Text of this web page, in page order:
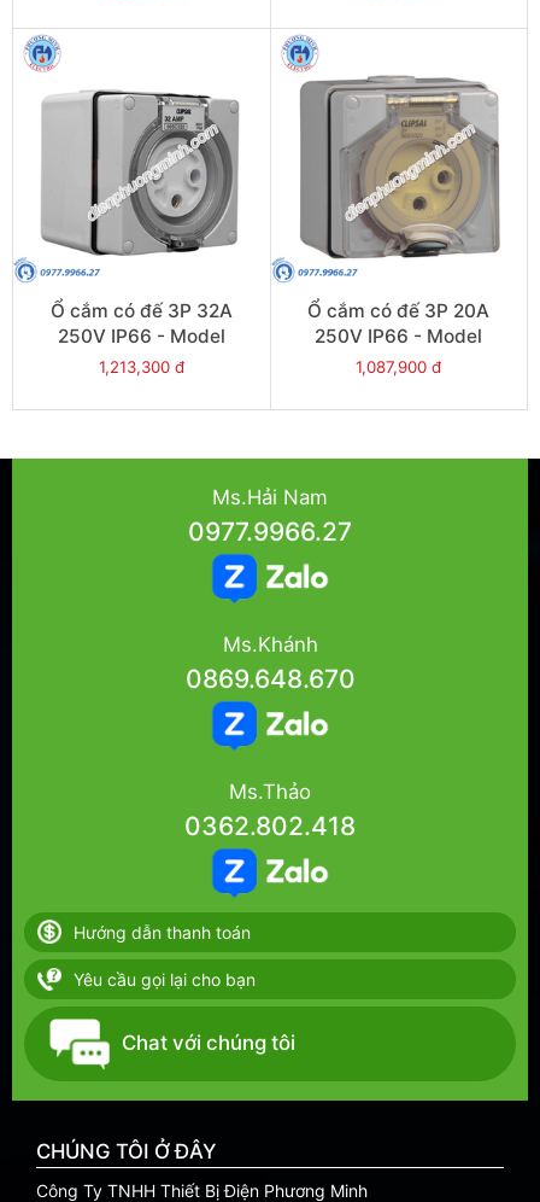
Ổ cắm có đế 3P 32A
250V IP66 - Model
S56SO332GY
1,213,300 đ
Ổ cắm có đế 3P 20A
250V IP66 - Model
S56SO320GY
1,087,900 đ
Ms.Hải Nam
0977.9966.27
Ms.Khánh
0869.648.670
Ms.Thảo
0362.802.418
Hướng dẫn thanh toán
Yêu cầu gọi lại cho bạn
Chat với chúng tôi
CHÚNG TÔI Ở ĐÂY
Công Ty TNHH Thiết Bị Điện Phương Minh